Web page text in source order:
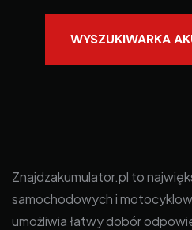
WYSZUKIWARKA
Znajdzakumulator.pl to
samochodowych i
umożliwia łatwy dobór